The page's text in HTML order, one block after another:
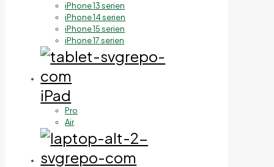
iPhone 13 serien
iPhone 14 serien
iPhone 15 serien
iPhone 17 serien
iPad
Pro
Air